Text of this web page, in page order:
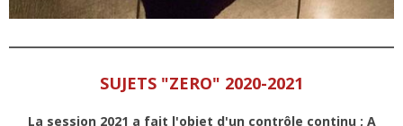
SUJETS "ZERO" 2020-2021
La session 2021 a fait l'objet d'un contrôle continu ; A